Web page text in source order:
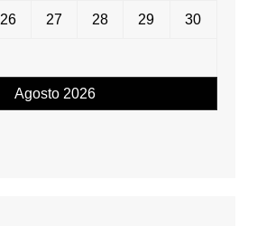
Agosto 2026
26 27 28 29 30